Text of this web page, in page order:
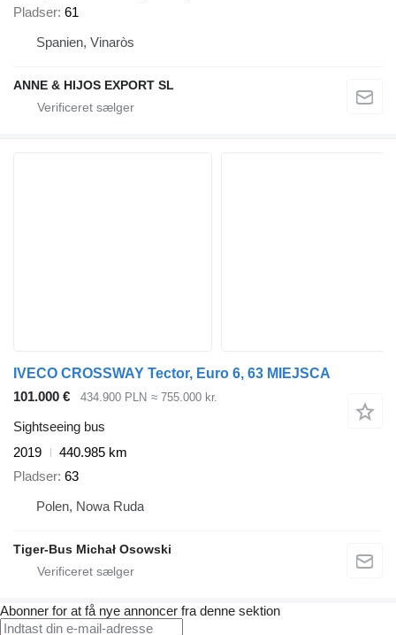
Pladser 61
Spanien, Vinaròs
ANNE & HIJOS EXPORT SL
IVECO CROSSWAY Tector, Euro 6, 63 MIEJSCA
101.000 €
434.900 PLN ≈ 755.000 kr.
Sightseeing bus
2019
440.985 km
Pladser 63
Polen, Nowa Ruda
Tiger-Bus Michał Osowski
Abonner for at få nye annoncer fra denne sektion